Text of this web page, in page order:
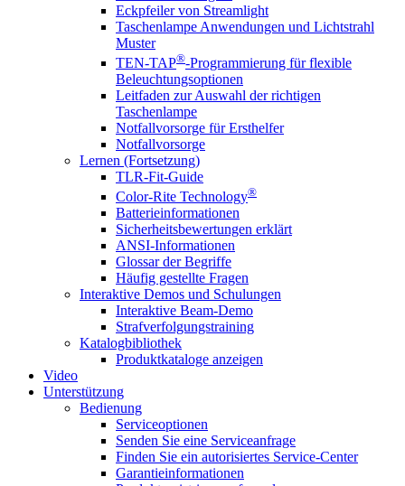
Eckpfeiler von Streamlight
Taschenlampe Anwendungen und Lichtstrahl
Muster
TEN-TAP®-Programmierung für flexible
Beleuchtungsoptionen
Leitfaden zur Auswahl der richtigen
Taschenlampe
Notfallvorsorge für Ersthelfer
Notfallvorsorge
Lernen (Fortsetzung)
TLR-Fit-Guide
Color-Rite Technology®
Batterieinformationen
Sicherheitsbewertungen erklärt
ANSI-Informationen
Glossar der Begriffe
Häufig gestellte Fragen
Interaktive Demos und Schulungen
Interaktive Beam-Demo
Strafverfolgungstraining
Katalogbibliothek
Produktkataloge anzeigen
Video
Unterstützung
Bedienung
Serviceoptionen
Senden Sie eine Serviceanfrage
Finden Sie ein autorisiertes Service-Center
Garantieinformationen